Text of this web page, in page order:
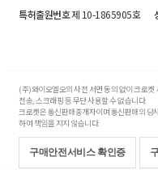
특허출원번호제 10-1865905호
(주)와이오엘오의 사전 서면 동의 없이 크로
전송, 스크래핑 등 무단 사용할 수 없습니다.
크로켓은 통신판매중개자이며 통신판매의 당
하여 책임을 지지 않습니다.
구매안전서비스 확인증